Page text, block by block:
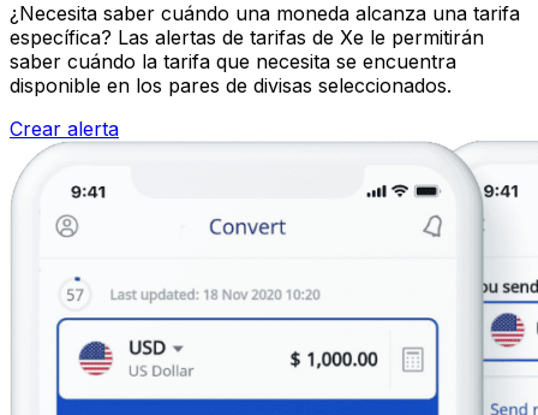
¿Necesita saber cuándo una moneda alcanza una tarifa
específica? Las alertas de tarifas de Xe le permitirán
saber cuándo la tarifa que necesita se encuentra
disponible en los pares de divisas seleccionados.
Crear alerta